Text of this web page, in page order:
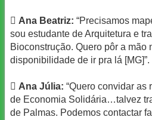
 Ana Beatriz: “Precisamos
sou estudante de Arquitetura e
Bioconstrução. Quero pôr a mão
disponibilidade de ir pra lá [MG]”.
 Ana Júlia: “Quero convidar as
de Economia Solidária…talvez
de Palmas. Podemos contactar